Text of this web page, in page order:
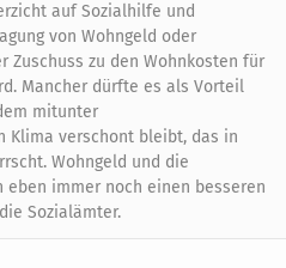
auf Sozialhilfe und
von Wohngeld oder
Zuschuss zu den Wohnkosten für
Mancher dürfte es als Vorteil
mitunter
Klima verschont bleibt, das in
Wohngeld und die
eben immer noch einen besseren
Sozialämter.